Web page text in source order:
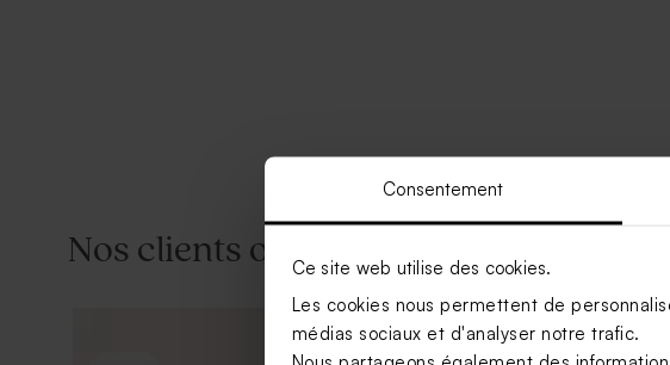
Consentement
Ce site web utilise des cookies.
Les cookies nous permettent de
médias sociaux et d'analyser notre trafic.
Nos clients ont aussi aimé...